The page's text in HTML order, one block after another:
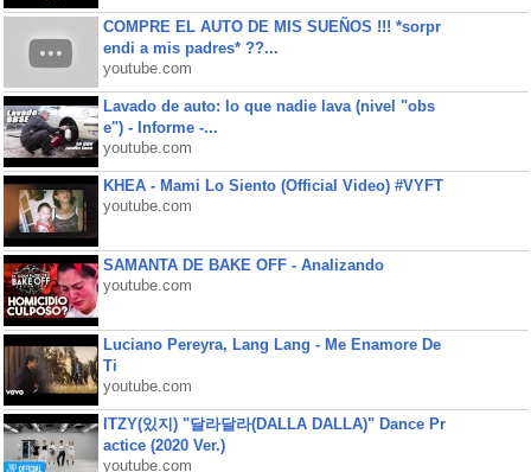
COMPRE EL AUTO DE MIS SUEÑOS !!! *sorpr
endi a mis padres* ??...
youtube.com
Lavado de auto: lo que nadie lava (nivel "obs
e") - Informe -...
youtube.com
KHEA - Mami Lo Siento (Official Video) #VYFT
youtube.com
SAMANTA DE BAKE OFF - Analizando
youtube.com
Luciano Pereyra, Lang Lang - Me Enamore De
Ti
youtube.com
ITZY(있지) "달라달라(DALLA DALLA)" Dance Pr
actice (2020 Ver.)
youtube.com